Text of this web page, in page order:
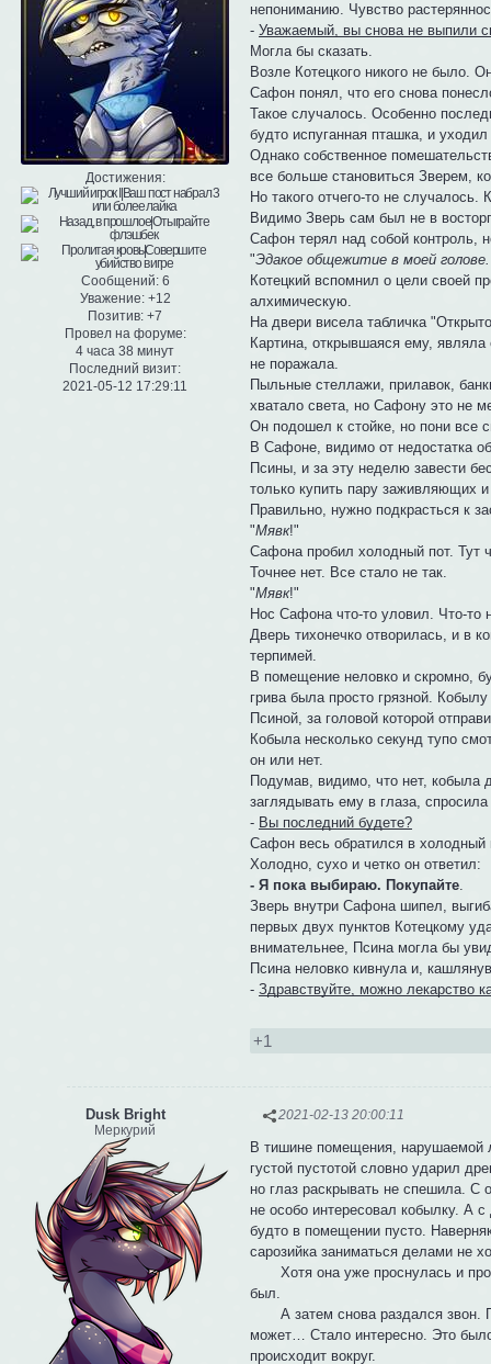
Достижения:
Сообщений:6
Уважение: +12
Позитив: +7
Провел на форуме:
4 часа 38 минут
Последний визит:
2021-05-12 17:29:11
непониманию. Чувство
-Уважаемый, вы снова не выпили
Могла бы сказать.
Возле Котецкого никого не было.
Сафон понял, что его снова
Такое случалось. Особенно
будто испуганная пташка, и
Однако собственное
все больше становиться Зверем,
Но такого отчего-то не
Видимо Зверь сам был не в
Сафон терял над собой контроль,
"Эдакое общежитие в моей
Котецкий вспомнил о цели своей
алхимическую.
На двери висела табличка
Картина, открывшаяся ему,
не поражала.
Пыльные стеллажи, прилавок,
хватало света, но Сафону это не
Он подошел к стойке, но пони все
В Сафоне, видимо от недостатка
Псины, и за эту неделю завести
только купить пару заживляющих
Правильно, нужно подкрасться к
"Мявк!"
Сафона пробил холодный пот. Тут
Точнее нет. Все стало не так.
"Мявк!"
Нос Сафона что-то уловил. Что-то
Дверь тихонечко отворилась, и в
терпимей.
В помещение неловко и скромно,
грива была просто грязной.
Псиной, за головой которой
Кобыла несколько секунд тупо
он или нет.
Подумав, видимо, что нет, кобыла
заглядывать ему в глаза, спросила
- Вы последний будете?
Сафон весь обратился в холодный
Холодно, сухо и четко он ответил:
- Я пока выбираю. Покупайте.
Зверь внутри Сафона шипел,
первых двух пунктов Котецкому
внимательнее, Псина могла бы
Псина неловко кивнула и,
-Здравствуйте, можно лекарство
+1
2021-02-13 20:00:11
Dusk Bright
Меркурий
В тишине помещения, нарушаемой
густой пустотой словно ударил
но глаз раскрывать не спешила. С
не особо интересовал кобылку. А
будто в помещении пусто.
сарозийка заниматься делами не
Хотя она уже проснулась и
был.
А затем снова раздался звон.
может… Стало интересно. Это
происходит вокруг.